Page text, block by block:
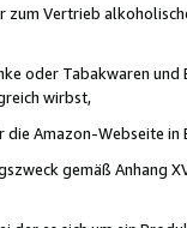
Vertrieb
oder Tabakwaren
wirbst,
Amazon-Webseite in
gemäß Anhang